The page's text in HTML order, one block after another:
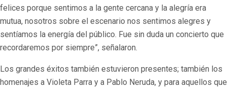
felices porque sentimos a la gente cercana y la alegría era
mutua, nosotros sobre el escenario nos sentimos alegres y
sentíamos la energía del público. Fue sin duda un concierto que
recordaremos por siempre”, señalaron.
Los grandes éxitos también estuvieron presentes; también los
homenajes a Violeta Parra y a Pablo Neruda, y para aquellos que